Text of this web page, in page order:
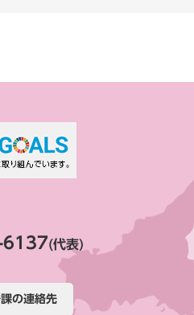
6137(代表)
の連絡先